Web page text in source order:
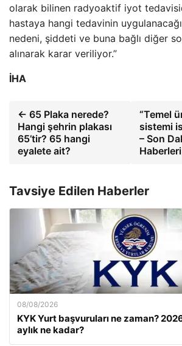
olarak bilinen radyoaktif iyot
hastaya hangi tedavinin
nedeni, şiddeti ve buna bağlı diğer
alınarak karar veriliyor.”
İHA
← 65 Plaka nerede?
Hangi şehrin plakası
65’tir? 65 hangi
eyalete ait?
“Temel
sistemi
– Son
Tavsiye Edilen Haberler
08/08/2026
KYK Yurt başvuruları ne zaman?
aylık ne kadar?